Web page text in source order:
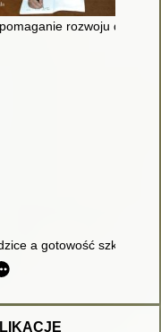
rozwoju dziecka
: wszechstronny
a gotowość szkolna